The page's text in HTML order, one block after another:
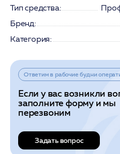
Тип средства:
Бренд:
Категория:
Ответим в рабочие будни
Если у вас возникли
заполните форму и мы
перезвоним
Задать вопрос